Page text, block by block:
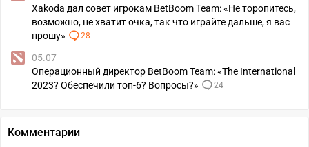
Xakoda дал совет игрокам BetBoom Team: «Не торопитесь,
возможно, не хватит очка, так что играйте дальше, я вас
прошу»
28
05.07
Операционный директор BetBoom Team: «The International
2023? Обеспечили топ-6? Вопросы?»
24
Комментарии